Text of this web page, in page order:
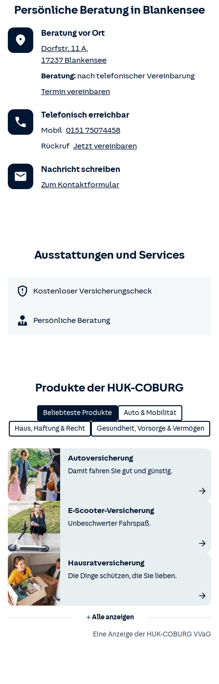
Persönliche Beratung in Blankensee
Beratung vor Ort
Dorfstr. 11 A,
17237 Blankensee
Beratung: nach telefonischer Vereinbarung
Termin vereinbaren
Telefonisch erreichbar
Mobil 0151 75074458
Rückruf Jetzt vereinbaren
Nachricht schreiben
Zum Kontaktformular
Ausstattungen und Services
Kostenloser Versicherungscheck
Persönliche Beratung
Produkte der HUK-COBURG
Beliebteste Produkte Auto & Mobilität
Haus, Haftung & Recht Gesundheit, Vorsorge & Vermögen
Autoversicherung
Damit fahren Sie gut und günstig.
E-Scooter-Versicherung
Unbeschwerter Fahrspaß.
Hausratversicherung
Die Dinge schützen, die Sie lieben.
Alle anzeigen
Eine Anzeige der HUK-COBURG VVaG